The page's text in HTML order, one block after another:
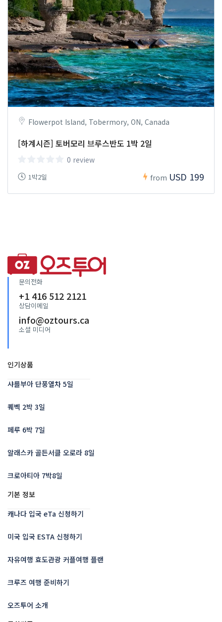
Flowerpot Island, Tobermory, ON, Canada
[하계시즌] 토버모리 브루스반도 1박 2일
0 review
1박2일 from USD 199
문의전화
+1 416 512 2121
상담이메일
info@oztours.ca
소셜 미디어
인기상품
샤를부아 단풍열차 5일
퀘벡 2박 3일
페루 6박 7일
알래스카 골든서클 오로라 8일
크로아티아 7박8일
기본 정보
캐나다 입국 eTa 신청하기
미국 입국 ESTA 신청하기
자유여행 효도관광 커플여행 플랜
크루즈 여행 준비하기
오즈투어 소개